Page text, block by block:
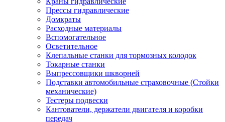
Прессы гидравлические
Домкраты
Расходные материалы
Вспомогательное
Осветительное
Клепальные станки для тормозных колодок
Токарные станки
Выпрессовщики шкворней
Подставки автомобильные страховочные (Стойки
механические)
Тестеры подвески
Кантователи, держатели двигателя и коробки
передач